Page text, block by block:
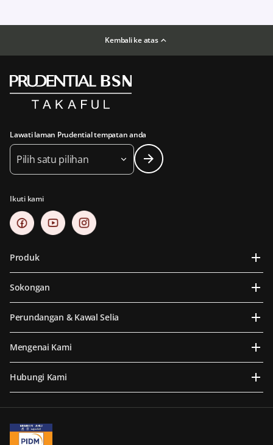
Kembali ke atas
Lawati laman Prudential tempatan anda
Pilih satu pilihan
Ikuti kami
Produk
Sokongan
Perundangan & Kawal Selia
Mengenai Kami
Hubungi Kami